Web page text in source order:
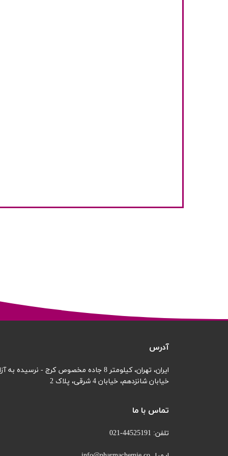
تماس با ما
تلفن: 44525191-021
آدرس
ایران، تهران، کیلومتر 8 جاده مخصوص کرج - نرسیده به آزادگان
خیابان شانزدهم، خیابان 4 شرقی، پلاک 2